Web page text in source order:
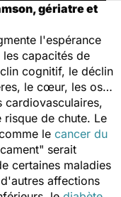
gériatre et
l'espérance
capacités de
cognitif, le déclin
le cœur, les os…
cardiovasculaires,
risque de chute. Le
le cancer du
serait
certaines maladies
affections